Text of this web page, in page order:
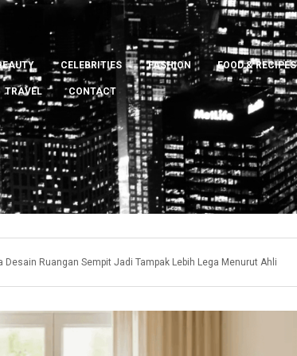
CELEBRITIES FASHION FOOD & RECIPES
TRAVEL CONTACT
Desain Ruangan Sempit Jadi Tampak Lebih Lega Menurut Ahli